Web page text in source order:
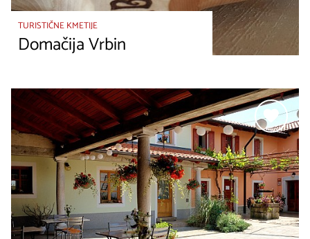
TURISTIČNE KMETIJE
Domačija Vrbin